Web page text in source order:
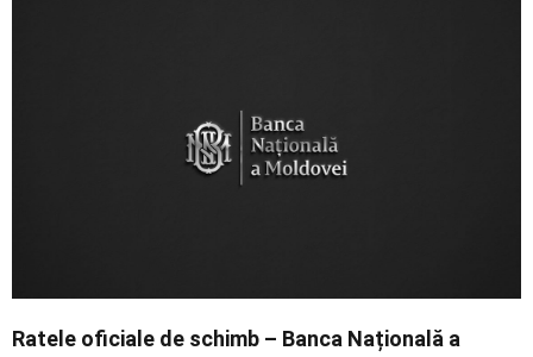
Ratele oficiale de schimb – Banca Națională a